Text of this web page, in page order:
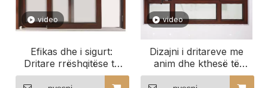
video
Efikas dhe i sigurt:
Dritare rrëshqitëse të
veshura me dru alumini
video
Dizajni i dritareve me
anim dhe kthesë të
veshur me dru premium